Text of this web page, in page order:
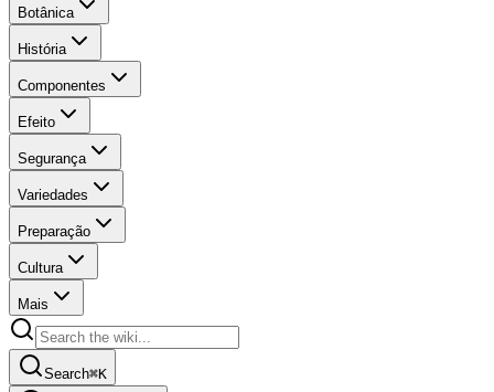
Botânica
História
Componentes
Efeito
Segurança
Variedades
Preparação
Cultura
Mais
Search⌘K